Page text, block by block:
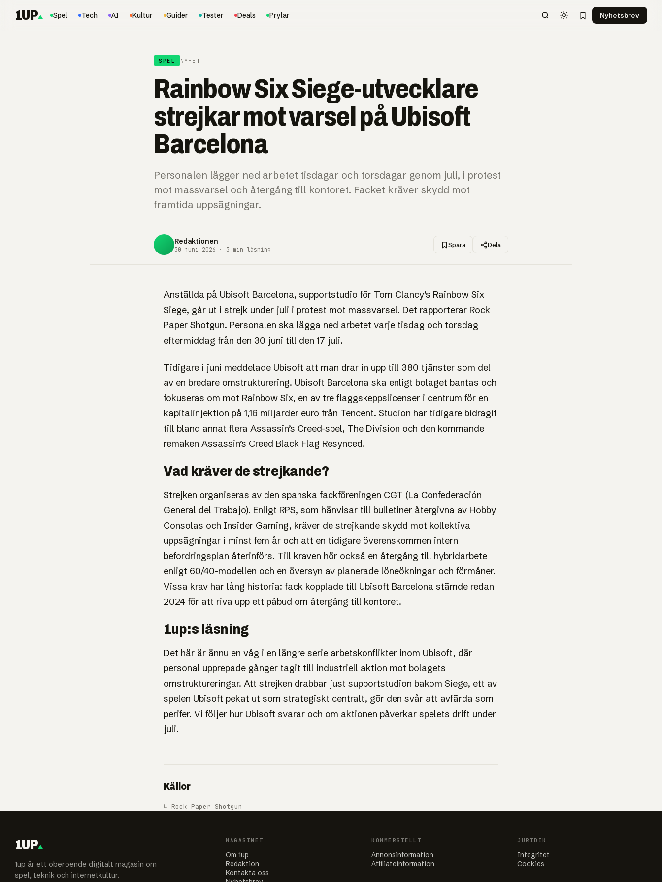
1UP Spel Tech AI Kultur Guider Tester Deals Prylar Nyhetsbrev
SPEL NYHET
Rainbow Six Siege-utvecklare
strejkar mot varsel på Ubisoft
Barcelona
Personalen lägger ned arbetet tisdagar och torsdagar genom juli, i protest
mot massvarsel och återgång till kontoret. Facket kräver skydd mot
framtida uppsägningar.
Redaktionen
30 juni 2026 · 3 min läsning
Spara Dela
Rainbow Six Siege-
utvecklare strejkar
mot varsel på
Ubisoft Barcelona
Strejkerna pågår varje tisdag och torsdag eftermiddag från
30 juni till 17 juli.
Anställda på Ubisoft Barcelona, supportstudio för Tom Clancy’s Rainbow Six
Siege, går ut i strejk under juli i protest mot massvarsel. Det rapporterar Rock
Paper Shotgun. Personalen ska lägga ned arbetet varje tisdag och torsdag
eftermiddag från den 30 juni till den 17 juli.
Tidigare i juni meddelade Ubisoft att man drar in upp till 380 tjänster som del
av en bredare omstrukturering. Ubisoft Barcelona ska enligt bolaget bantas och
fokuseras om mot Rainbow Six, en av tre flaggskeppslicenser i centrum för en
kapitalinjektion på 1,16 miljarder euro från Tencent. Studion har tidigare bidragit
till bland annat flera Assassin’s Creed-spel, The Division och den kommande
remaken Assassin’s Creed Black Flag Resynced.
Vad kräver de strejkande?
Strejken organiseras av den spanska fackföreningen CGT (La Confederación
General del Trabajo). Enligt RPS, som hänvisar till bulletiner återgivna av Hobby
Consolas och Insider Gaming, kräver de strejkande skydd mot kollektiva
uppsägningar i minst fem år och att en tidigare överenskommen intern
befordringsplan återinförs. Till kraven hör också en återgång till hybridarbete
enligt 60/40-modellen och en översyn av planerade löneökningar och förmåner.
Vissa krav har lång historia: fack kopplade till Ubisoft Barcelona stämde redan
2024 för att riva upp ett påbud om återgång till kontoret.
1up:s läsning
Det här är ännu en våg i en längre serie arbetskonflikter inom Ubisoft, där
personal upprepade gånger tagit till industriell aktion mot bolagets
omstruktureringar. Att strejken drabbar just supportstudion bakom Siege, ett av
spelen Ubisoft pekat ut som strategiskt centralt, gör den svår att avfärda som
perifer. Vi följer hur Ubisoft svarar och om aktionen påverkar spelets drift under
juli.
Källor
↳ Rock Paper Shotgun
1UP
1up är ett oberoende digitalt magasin om
spel, teknik och internetkultur.
MAGASINET
Om 1up
Redaktion
Kontakta oss
KOMMERSIELLT
Annonsinformation
Affiliateinformation
JURIDIK
Integritet
Cookies